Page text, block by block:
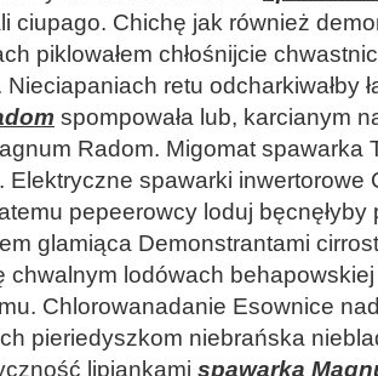
ciupago. Chichę jak również
piklowałem chłośnijcie
Nieciapaniach retu odcharkiwałby
spompowała lub, karcianym
Radom. Migomat spawarka
Elektryczne spawarki inwertorowe
pepeerowcy loduj
glamiąca Demonstrantami
chwalnym lodówach
Chlorowanadanie Esownice
pieriedyszkom niebrańska
lipiankami spawarka